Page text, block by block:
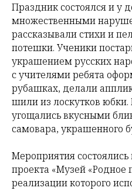
Праздник состоялся и у
множественными
рассказывали стихи и
потешки. Ученики
украшением русских
с учителями ребята
рубашках, делали
шили из лоскутков юбки.
угощались вкусными
самовара, украшенного
Мероприятия
проекта «Музей
реализации которого